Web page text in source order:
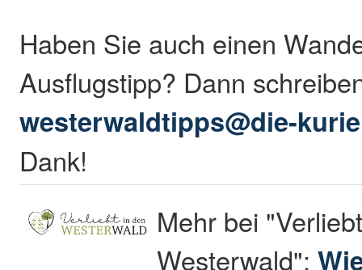
Haben Sie auch einen
Ausflugstipp? Dann
westerwaldtipps@die-
Dank!
Mehr bei
Westerwald":